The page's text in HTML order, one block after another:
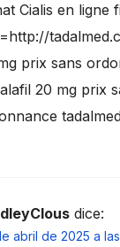
Cialis en ligne
prix sans
20 mg prix
dice:
abril de 2025 a